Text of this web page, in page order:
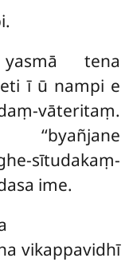
tena
ī ū nampi e
vāteritaṃ.
ime.
vikappavidhī